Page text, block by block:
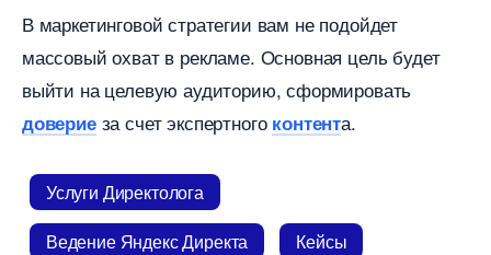
маркетинговой стратегии вам не подойдет
массовый охват в рекламе. Основная цель будет
ыйти на целевую аудиторию, сформировать
довериеза счет экспертного контента.
Услуги Директолога
едение Яндекс Директа
Кейсы